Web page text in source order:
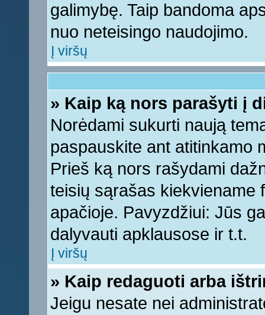
galimybę. Taip bandoma
nuo neteisingo naudojimo.
Į viršų
» Kaip ką nors parašyti į
Norėdami sukurti naują
paspauskite ant atitinkamo
Prieš ką nors rašydami
teisių sąrašas kiekviename
apačioje. Pavyzdžiui: Jūs
dalyvauti apklausose ir t.t.
Į viršų
» Kaip redaguoti arba
Jeigu nesate nei